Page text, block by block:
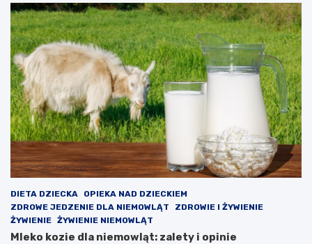
k
o
r
z
y
ś
c
i
z
a
j
ę
c
i
a
p
o
z
a
l
e
k
c
y
j
n
DIETA DZIECKA
OPIEKA NAD DZIECKIEM
ZDROWE JEDZENIE DLA NIEMOWLĄT
ZDROWIE I ŻYWIENIE
ŻYWIENIE ŻYWIENIE NIEMOWLĄT
Mleko kozie dla niemowląt: zalety i opinie